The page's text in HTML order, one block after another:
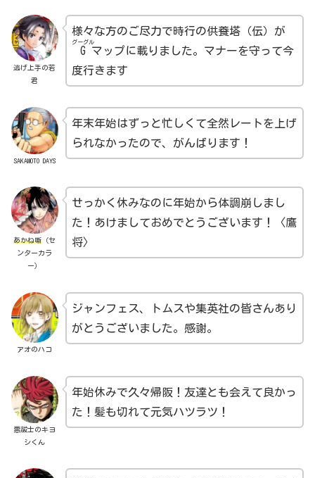
逃げ上手の若
君
様々な方のご尽力で時行の供養塔（伝）が
G
グーグル
マップに載りました。マナーを守って今
度行きます
SAKAMOTO DAYS
年末年始はずっと忙しくて全然レートを上げ
られなかったので、がんばります！
あかね噺 （セ
ンターカラ
ー）
せっかく休みなのに年始から体調崩しまし
た！あけましておめでとうございます！〈鷹
将〉
アオのハコ
ジャンフェス、トムスや集英社の皆さんあり
がとうございました。感謝。
悪祓士のキヨ
シくん
年始休みで久々帰阪！友達とも会えて良かっ
た！髪も切れて元気ハツラツ！